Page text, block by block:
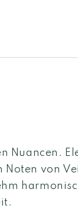
Nuancen.
von